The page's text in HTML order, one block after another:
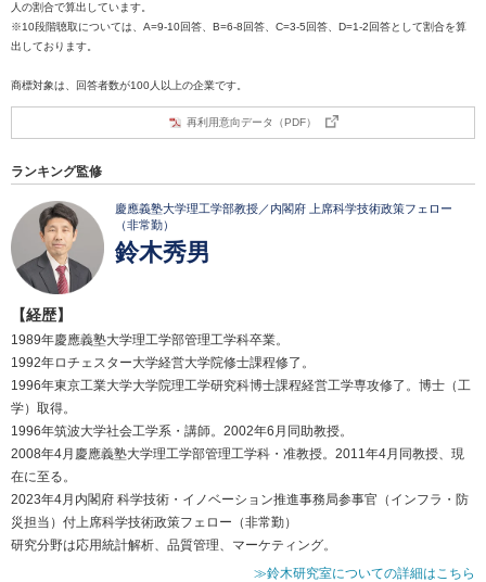
人の割合で算出しています。
※10段階聴取については、A=9-10回答、B=6-8回答、C=3-5回答、D=1-2回答として割合を算
出しております。
商標対象は、回答者数が100人以上の企業です。
再利用意向データ（PDF）
ランキング監修
慶應義塾大学理工学部教授／内閣府 上席科学技術政策フェロー
（非常勤）
鈴木秀男
【経歴】
1989年慶應義塾大学理工学部管理工学科卒業。
1992年ロチェスター大学経営大学院修士課程修了。
1996年東京工業大学大学院理工学研究科博士課程経営工学専攻修了。博士（工
学）取得。
1996年筑波大学社会工学系・講師。2002年6月同助教授。
2008年4月慶應義塾大学理工学部管理工学科・准教授。2011年4月同教授、現
在に至る。
2023年4月内閣府 科学技術・イノベーション推進事務局参事官（インフラ・防
災担当）付上席科学技術政策フェロー（非常勤）
研究分野は応用統計解析、品質管理、マーケティング。
≫鈴木研究室についての詳細はこちら